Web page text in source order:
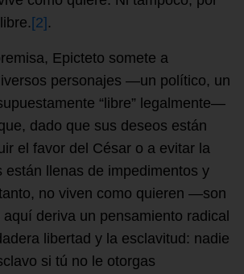
[2].
Epicteto somete a
personajes —un político, un
“libre” legalmente—
dado que sus deseos están
el favor del César o a evitar la
están llenas de impedimentos y
no viven como quieren —son
deriva un pensamiento radical
libertad y la esclavitud: nadie
si tú no le otorgas